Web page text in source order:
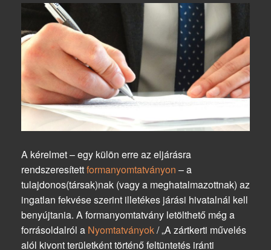
A kérelmet – egy külön erre az eljárásra
rendszeresítettformanyomtatványon – a
tulajdonos(társak)nak (vagy a meghatalmazottnak) az
ingatlan fekvése szerint illetékes járási hivatalnál kell
benyújtania. A formanyomtatvány letölthető még a
forrásoldalról a Nyomtatványok/ „A zártkerti művelés
alól kivont területként történő feltüntetés iránti